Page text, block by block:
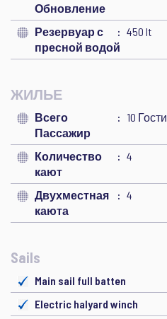
Обновление
Резервуар с
пресной водой
450 lt
ЖИЛЬЕ
Всего
Пассажир
10 Гости
Количество
кают
4
Двухместная
каюта
4
Sails
Main sail full batten
Electric halyard winch